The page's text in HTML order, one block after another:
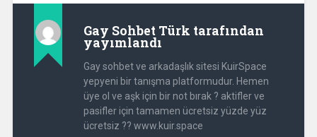
Gay Sohbet Türk tarafından
yayımlandı
Gay sohbet ve arkadaşlık sitesi KuirSpace
yepyeni bir tanışma platformudur. Hemen
üye ol ve aşk için bir not bırak ? aktifler ve
pasifler için tamamen ücretsiz yüzde yüz
ücretsiz ?? www.kuir.space